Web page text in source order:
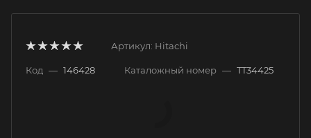
Артикул: Hitachi
Код — 146428 Каталожный номер — TT34425